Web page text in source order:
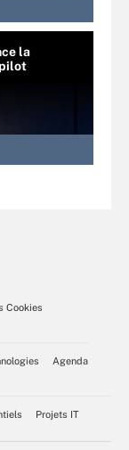
la
Cookies
Agenda
Projets IT